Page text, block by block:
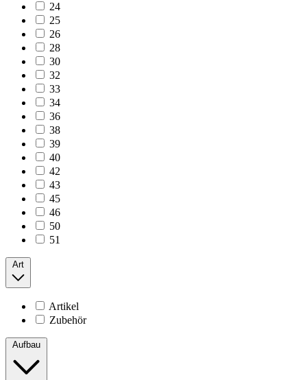
24
25
26
28
30
32
33
34
36
38
39
40
42
43
45
46
50
51
Art
Artikel
Zubehör
Aufbau